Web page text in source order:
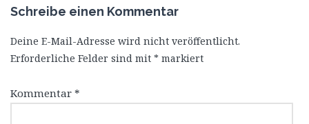
Schreibe einen Kommentar
Deine E-Mail-Adresse wird nicht veröffentlicht.
Erforderliche Felder sind mit * markiert
Kommentar *